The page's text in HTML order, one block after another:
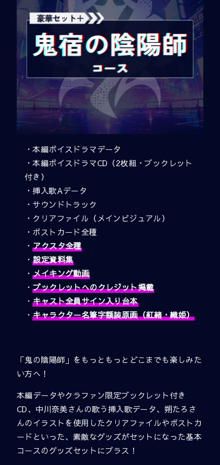
・本編ボイスドラマデータ
・本編ボイスドラマCD（2枚組・ブックレット
付き）
・挿入歌Aデータ
・サウンドトラック
・クリアファイル（メインビジュアル）
・ポストカード全種
・アクスタ全種
・設定資料集
・メイキング動画
・ブックレットへのクレジット掲載
・キャスト全員サイン入り台本
・キャラクター名筆字額装原画（紅緒・織姫）
「鬼の陰陽師」をもっともっとどこまでも楽しみた
い方へ！
本編データやクラファン限定ブックレット付き
CD、中川奈美さんの歌う挿入歌データ、朔たろさ
んのイラストを使用したクリアファイルやポストカ
ードといった、素敵なグッズがセットになった基本
コースのグッズセットにプラス！